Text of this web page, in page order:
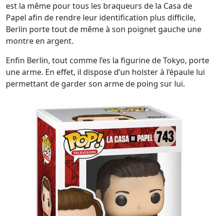
est la même pour tous les braqueurs de la Casa de
Papel afin de rendre leur identification plus difficile,
Berlin porte tout de même à son poignet gauche une
montre en argent.
Enfin Berlin, tout comme l’es la figurine de Tokyo, porte
une arme. En effet, il dispose d’un holster à l’épaule lui
permettant de garder son arme de poing sur lui.